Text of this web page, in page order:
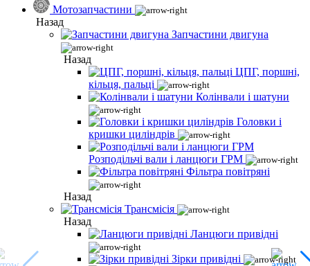
Мотозапчастини
Назад
Запчастини двигуна
Назад
ЦПГ, поршні,
кільця, пальці
Колінвали і шатуни
Головки і
кришки циліндрів
Розподільчі вали і ланцюги ГРМ
Фільтра повітряні
Назад
Трансмісія
Назад
Ланцюги привідні
Зірки привідні